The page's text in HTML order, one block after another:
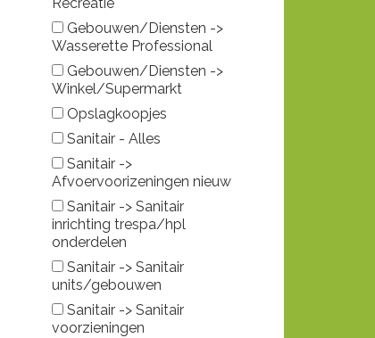
Gebouwen/Diensten ->
Wasserette Professional
Gebouwen/Diensten ->
Winkel/Supermarkt
Opslagkoopjes
Sanitair - Alles
Sanitair ->
Afvoervoorizeningen nieuw
Sanitair -> Sanitair
inrichting trespa/hpl
onderdelen
Sanitair -> Sanitair
units/gebouwen
Sanitair -> Sanitair
voorzieningen